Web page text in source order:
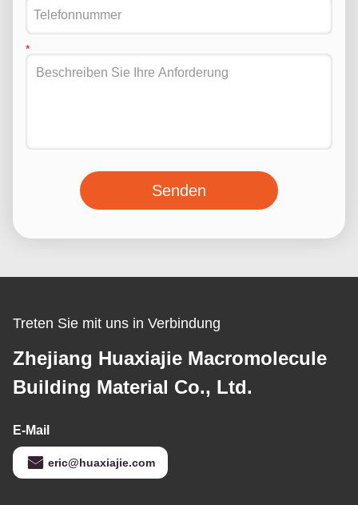
Senden
Treten Sie mit uns in Verbindung
Zhejiang Huaxiajie Macromolecule
Building Material Co., Ltd.
E-Mail
eric@huaxiajie.com